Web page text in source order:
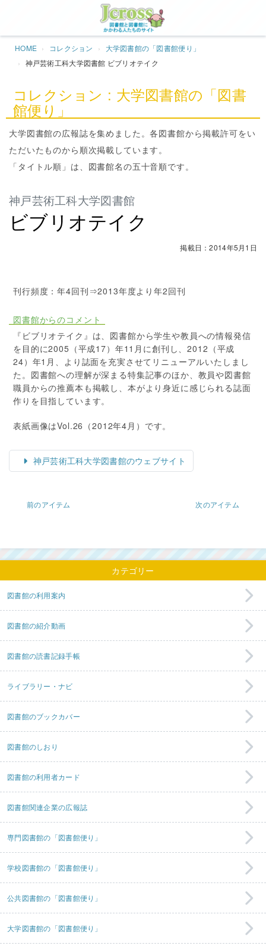
HOME コレクション
大学図書館の「図書館便り」
神戸芸術工科大学図書館 ビブリオテイク
コレクション : 大学図書館の「図書
館便り」
大学図書館の広報誌を集めました。各図書館から掲載許可をい
ただいたものから順次掲載しています。
「タイトル順」は、図書館名の五十音順です。
神戸芸術工科大学図書館
ビブリオテイク
掲載日：2014年5月1日
刊行頻度：年4回刊⇒2013年度より年2回刊
図書館からのコメント
『ビブリオテイク』は、図書館から学生や教員への情報発信
を目的に2005（平成17）年11月に創刊し、2012（平成
24）年1月、より誌面を充実させてリニューアルいたしまし
た。図書館への理解が深まる特集記事のほか、教員や図書館
職員からの推薦本も掲載し、本がより身近に感じられる誌面
作りを目指しています。
表紙画像はVol.26（2012年4月）です。
神戸芸術工科大学図書館のウェブサイト
前のアイテム 次のアイテム
カテゴリー
図書館の利用案内
図書館の紹介動画
図書館の読書記録手帳
ライブラリー・ナビ
図書館のブックカバー
図書館のしおり
図書館の利用者カード
図書館関連企業の広報誌
専門図書館の「図書館便り」
学校図書館の「図書館便り」
公共図書館の「図書館便り」
大学図書館の「図書館便り」